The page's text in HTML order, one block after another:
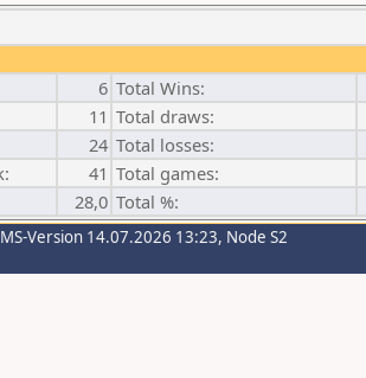
6 Total Wins:
11 Total draws:
24 Total losses:
41 Total games:
28,0 Total %:
Version 14.07.2026 13:23, Node S2